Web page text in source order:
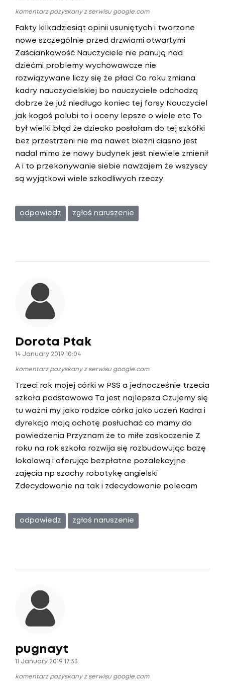
komentarz pozyskany z serwisu google.com
Fakty kilkadziesiąt opinii usuniętych i tworzone
nowe szczególnie przed drzwiami otwartymi
Zaściankowość Nauczyciele nie panują nad
dziećmi problemy wychowawcze nie
rozwiązywane liczy się że płaci Co roku zmiana
kadry nauczycielskiej bo nauczyciele odchodzą
dobrze że już niedługo koniec tej farsy Nauczyciel
jak kogoś polubi to i oceny lepsze o wiele etc To
był wielki błąd że dziecko posłałam do tej szkółki
bez przestrzeni nie ma nawet bieżni ciasno jest
nadal mimo że nowy budynek jest niewiele zmienił
A i to przekonywanie siebie nawzajem że wszyscy
są wyjątkowi wiele szkodliwych rzeczy
odpowiedz zgłoś naruszenie
Dorota Ptak
14 January 2019 10:04
komentarz pozyskany z serwisu google.com
Trzeci rok mojej córki w PSS a jednocześnie trzecia
szkoła podstawowa Ta jest najlepsza Czujemy się
tu ważni my jako rodzice córka jako uczeń Kadra i
dyrekcja mają ochotę posłuchać co mamy do
powiedzenia Przyznam że to miłe zaskoczenie Z
roku na rok szkoła rozwija się rozbudowując bazę
lokalową i oferując bezpłatne pozalekcyjne
zajęcia np szachy robotykę angielski
Zdecydowanie na tak i zdecydowanie polecam
odpowiedz zgłoś naruszenie
pugnayt
11 January 2019 17:33
komentarz pozyskany z serwisu google.com